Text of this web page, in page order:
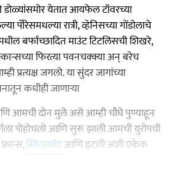
डोळ्यांसमोर येतात आयफेल टॉवरच्या
पॅरिसमधल्या रात्री, व्हेनिसच्या गोंडोलाचे
बर्फाच्छादित माउंट टिटलिसची शिखरे,
फिरत्या पवनचक्क्या अन् बरेच
प्रत्यक्ष जगलो. या सुंदर जागांच्या
कधीही जाणाऱ्या
आमची दोन मुले असे आम्ही चौघे पुण्याहून
पोहोचलो आणि सुरू झाली आमची युरोपची
स्वित्झर्लंडआणि इटली अशी एकेक